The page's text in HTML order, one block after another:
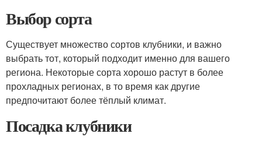
Выбор сорта
Существует множество сортов клубники, и важно
выбрать тот, который подходит именно для вашего
региона. Некоторые сорта хорошо растут в более
прохладных регионах, в то время как другие
предпочитают более тёплый климат.
Посадка клубники